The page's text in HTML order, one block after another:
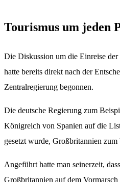
Tourismus um jeden
Die Diskussion um die Einreise
hatte bereits direkt nach der
Zentralregierung begonnen.
Die deutsche Regierung zum
Königreich von Spanien auf die
gesetzt wurde, Großbritannien
Angeführt hatte man seinerzeit,
Großbritannien auf dem